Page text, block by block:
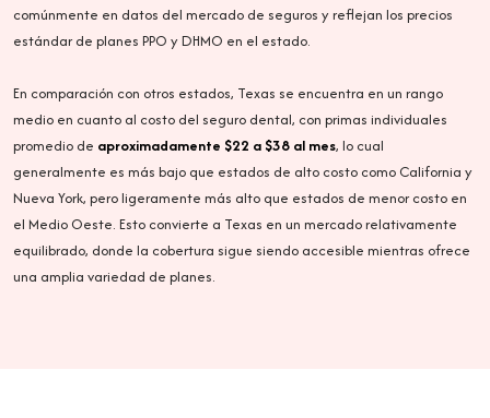
comúnmente en datos del mercado de seguros y reflejan los precios
estándar de planes PPO y DHMO en el estado.
En comparación con otros estados, Texas se encuentra en un rango
medio en cuanto al costo del seguro dental, con primas individuales
promedio de aproximadamente $22 a $38 al mes, lo cual
generalmente es más bajo que estados de alto costo como California y
Nueva York, pero ligeramente más alto que estados de menor costo en
el Medio Oeste. Esto convierte a Texas en un mercado relativamente
equilibrado, donde la cobertura sigue siendo accesible mientras ofrece
una amplia variedad de planes.